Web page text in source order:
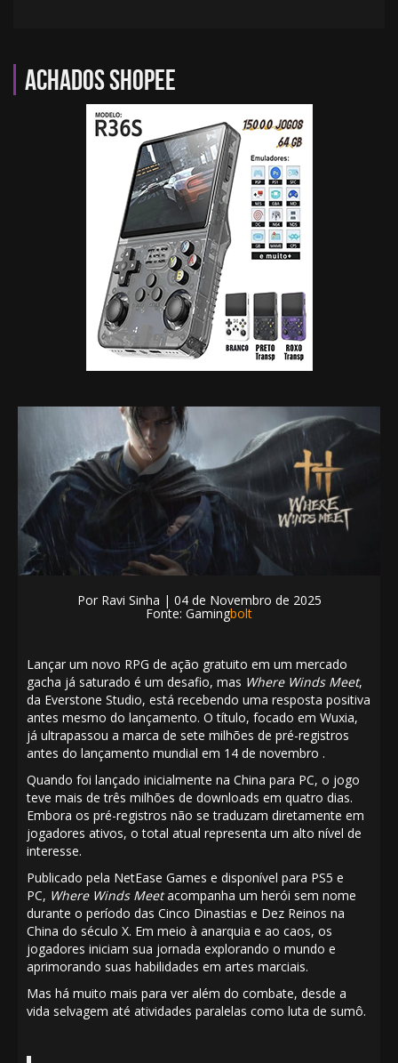
Achados Shopee
Por Ravi Sinha | 04 de Novembro de 2025
Fonte: Gamingbolt
Lançar um novo RPG de ação gratuito em um mercado
gacha já saturado é um desafio, mas Where Winds Meet,
da Everstone Studio, está recebendo uma resposta positiva
antes mesmo do lançamento. O título, focado em Wuxia,
já ultrapassou a marca de sete milhões de pré-registros
antes do lançamento mundial em 14 de novembro .
Quando foi lançado inicialmente na China para PC, o jogo
teve mais de três milhões de downloads em quatro dias.
Embora os pré-registros não se traduzam diretamente em
jogadores ativos, o total atual representa um alto nível de
interesse.
Publicado pela NetEase Games e disponível para PS5 e
PC, Where Winds Meetacompanha um herói sem nome
durante o período das Cinco Dinastias e Dez Reinos na
China do século X. Em meio à anarquia e ao caos, os
jogadores iniciam sua jornada explorando o mundo e
aprimorando suas habilidades em artes marciais.
Mas há muito mais para ver além do combate, desde a
vida selvagem até atividades paralelas como luta de sumô.